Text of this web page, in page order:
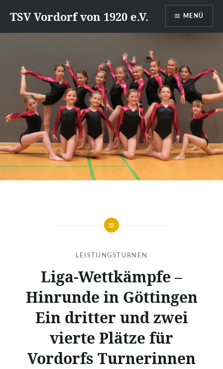
zumTSV Vordorf von 1920 e.V. MENÜ
LEISTUNGSTURNEN
Liga-Wettkämpfe –
Hinrunde in Göttingen
Ein dritter und zwei
vierte Plätze für
Vordorfs Turnerinnen